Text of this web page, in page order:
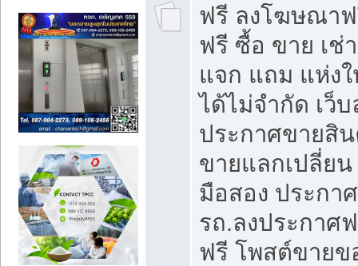
ฟรี ลงโฆษณา
ฟรี ซื้อ ขาย เช่
แจก แถม แห่ง
ได้ไม่จำกัด เว็
ประกาศขายสิ
ขายแลกเปลี่ย
มือสอง ประกา
รถ.ลงประกาศ
ฟรี โพสต์ขาย